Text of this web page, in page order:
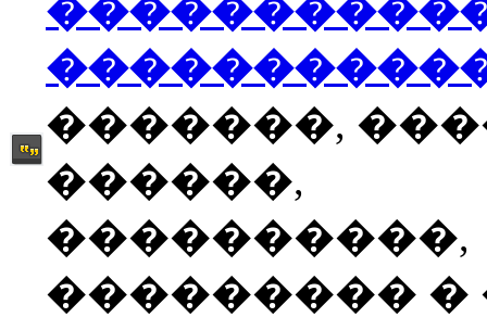
�������,
������,
����������,
��������� �